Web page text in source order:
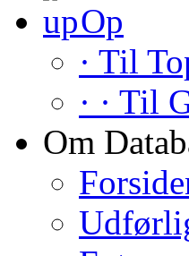
Op
· Til
· · Til
Om